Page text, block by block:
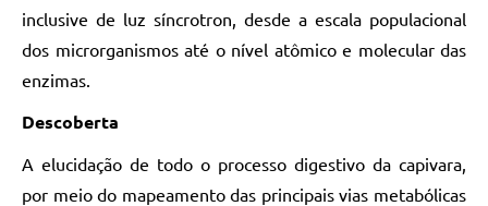
inclusive de luz síncrotron, desde a escala populacional
dos microrganismos até o nível atômico e molecular das
enzimas.
Descoberta
A elucidação de todo o processo digestivo da capivara,
por meio do mapeamento das principais vias metabólicas